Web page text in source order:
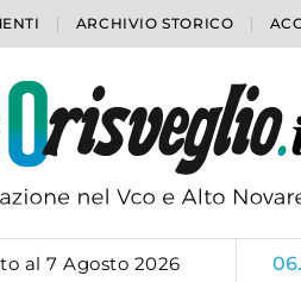
ARCHIVIO STORICO
al 7 Agosto 2026